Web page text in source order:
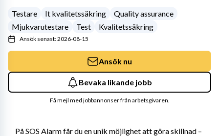
På SOS Alarm får du en unik möjlighet att göra skillnad –
Testare
It kvalitetssäkring
Quality assurance
Mjukvarutestare
Test Kvalitetssäkring
Ansök senast: 2026-08-15
Ansök nu
Bevaka likande jobb
Få mejl med jobbannonser från arbetsgivaren.